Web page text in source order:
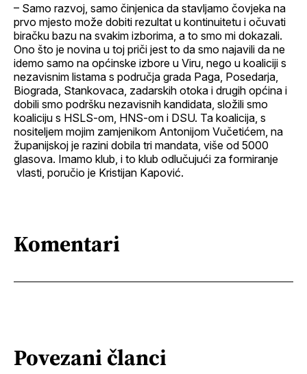
– Samo razvoj, samo činjenica da stavljamo čovjeka na
prvo mjesto može dobiti rezultat u kontinuitetu i očuvati
biračku bazu na svakim izborima, a to smo mi dokazali.
Ono što je novina u toj priči jest to da smo najavili da ne
idemo samo na općinske izbore u Viru, nego u koaliciji s
nezavisnim listama s područja grada Paga, Posedarja,
Biograda, Stankovaca, zadarskih otoka i drugih općina i
dobili smo podršku nezavisnih kandidata, složili smo
koaliciju s HSLS-om, HNS-om i DSU. Ta koalicija, s
nositeljem mojim zamjenikom Antonijom Vučetićem, na
županijskoj je razini dobila tri mandata, više od 5000
glasova. Imamo klub, i to klub odlučujući za formiranje
vlasti, poručio je Kristijan Kapović.
Komentari
Povezani članci